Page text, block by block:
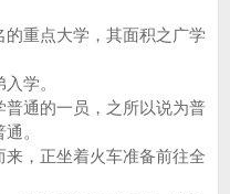
重点大学，其面积之广学
学。
通的一员，之所以说为普
。
，正坐着火车准备前往全